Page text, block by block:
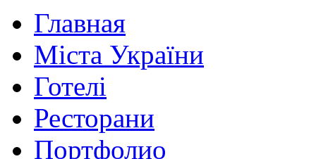
Главная
Міста України
Готелі
Ресторани
Портфолио